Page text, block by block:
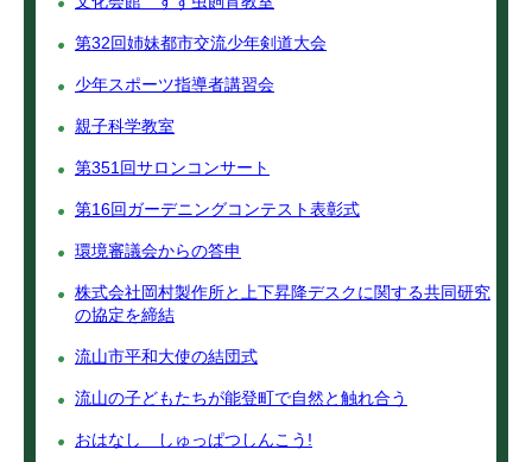
第32回姉妹都市交流少年剣道大会
少年スポーツ指導者講習会
親子科学教室
第351回サロンコンサート
第16回ガーデニングコンテスト表彰式
環境審議会からの答申
株式会社岡村製作所と上下昇降デスクに関する共同研究
の協定を締結
流山市平和大使の結団式
流山の子どもたちが能登町で自然と触れ合う
おはなし しゅっぱつしんこう!